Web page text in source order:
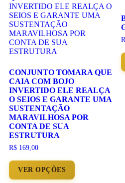
CONJUNTO TOMARA QUE
CAIA COM BOJO
INVERTIDO ELE REALÇA
O SEIOS E GARANTE UMA
SUSTENTAÇÃO
MARAVILHOSA POR
CONTA DE SUA
ESTRUTURA
R$ 169,00
VER OPÇÕES